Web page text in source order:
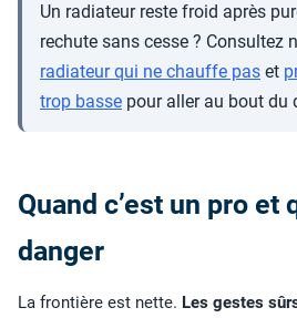
Un radiateur reste froid après
rechute sans cesse ? Consultez
radiateur qui ne chauffe pas et
trop basse pour aller au bout du
Quand c’est un pro et
danger
La frontière est nette. Les gestes